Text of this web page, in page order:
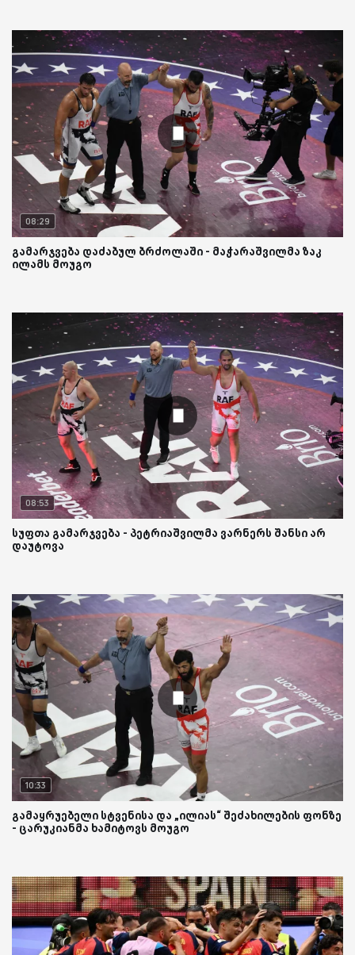
08:29
გამარჯვება დაძაბულ ბრძოლაში - მაჭარაშვილმა ზაკ
ილამს მოუგო
08:53
სუფთა გამარჯვება - პეტრიაშვილმა ვარნერს შანსი არ
დაუტოვა
10:33
გამაყრუებელი სტვენისა და „ილიას“ შეძახილების ფონზე
- ცარუკიანმა ხამიტოვს მოუგო